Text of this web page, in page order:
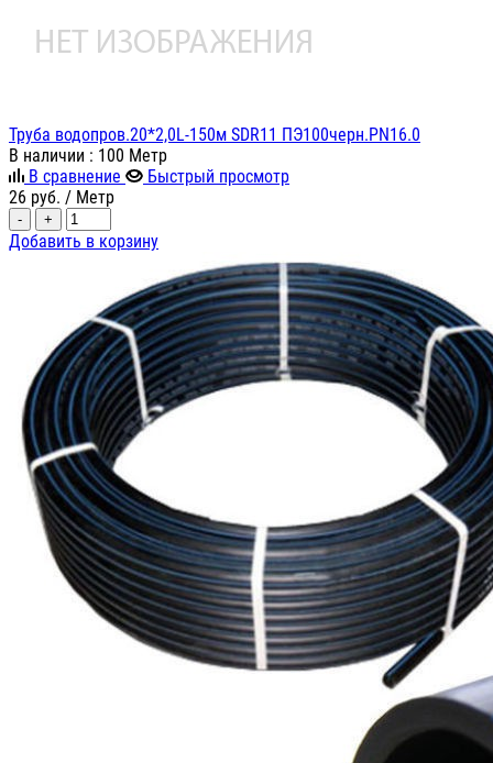
Труба водопров.20*2,0L-150м SDR11 ПЭ100черн.PN16.0
В наличии : 100 Метр
В сравнение
Быстрый просмотр
26 руб. / Метр
- +
Добавить в корзину